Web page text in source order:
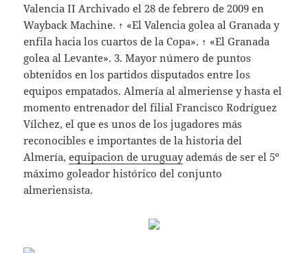
Valencia II Archivado el 28 de febrero de 2009 en
Wayback Machine. ↑ «El Valencia golea al Granada y
enfila hacia los cuartos de la Copa». ↑ «El Granada
golea al Levante». 3. Mayor número de puntos
obtenidos en los partidos disputados entre los
equipos empatados. Almería al almeriense y hasta el
momento entrenador del filial Francisco Rodríguez
Vílchez, el que es unos de los jugadores más
reconocibles e importantes de la historia del
Almería,equipacion de uruguayademás de ser el 5º
máximo goleador histórico del conjunto
almeriensista.